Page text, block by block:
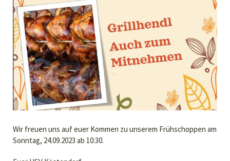
Wir freuen uns auf euer Kommen zu unserem Frühschoppen am
Sonntag, 24.09.2023 ab 10:30.